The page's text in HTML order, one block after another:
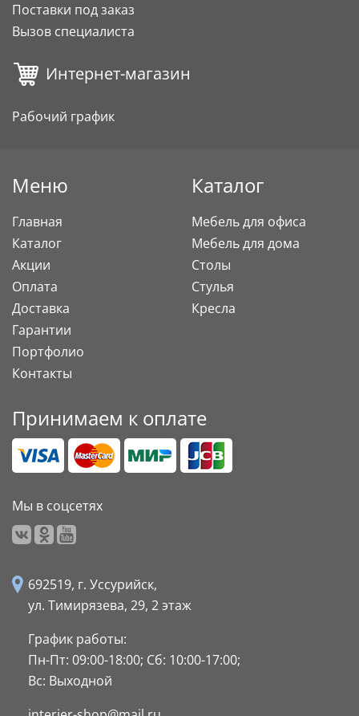
Поставки под заказ
Вызов специалиста
Интернет-магазин
Рабочий график
Меню
Главная
Каталог
Акции
Оплата
Доставка
Гарантии
Портфолио
Контакты
Каталог
Мебель для офиса
Мебель для дома
Столы
Стулья
Кресла
Принимаем к оплате
Мы в соцсетях
692519, г. Уссурийск,
ул. Тимирязева, 29, 2 этаж
График работы:
Пн-Пт: 09:00-18:00; Сб: 10:00-17:00;
Вс: Выходной